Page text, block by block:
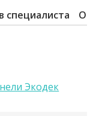
специалиста
Экодек